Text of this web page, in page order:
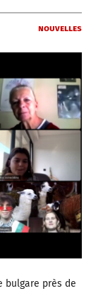
Nouvelles
bulgare près de